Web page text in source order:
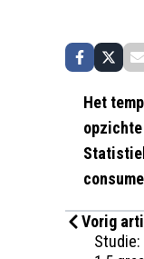
Het
opzichte
Vorig